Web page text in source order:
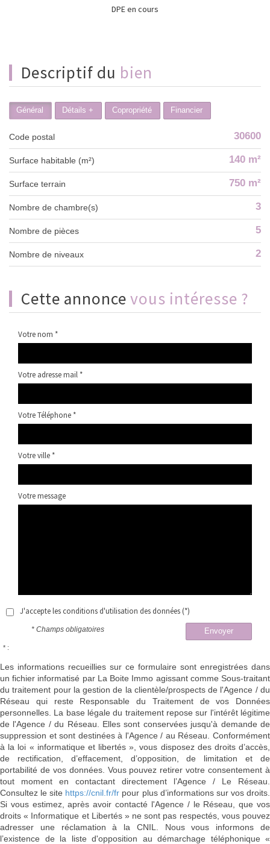
DPE en cours
descriptif du bien
Général Détails + Copropriété Financier
Code postal 30600
Surface habitable (m²) 140 m²
surface terrain 750 m²
Nombre de chambre(s) 3
Nombre de pièces 5
Nombre de niveaux 2
cette annonce vous intéresse ?
Votre nom *
Votre adresse mail *
Votre Téléphone *
Votre ville *
Votre message
J'accepte les conditions d'utilisation des données (*)
Envoyer
* Champs obligatoires
* :
Les informations recueillies sur ce formulaire sont enregistrées dans
un fichier informatisé par La Boite Immo agissant comme Sous-traitant
du traitement pour la gestion de la clientèle/prospects de l'Agence / du
Réseau qui reste Responsable du Traitement de vos Données
personnelles. La base légale du traitement repose sur l'intérêt légitime
de l'Agence / du Réseau. Elles sont conservées jusqu'à demande de
suppression et sont destinées à l'Agence / au Réseau. Conformément
à la loi « informatique et libertés », vous disposez des droits d’accès,
de rectification, d’effacement, d’opposition, de limitation et de
portabilité de vos données. Vous pouvez retirer votre consentement à
tout moment en contactant directement l’Agence / Le Réseau.
Consultez le site https://cnil.fr/fr pour plus d’informations sur vos droits.
Si vous estimez, après avoir contacté l'Agence / le Réseau, que vos
droits « Informatique et Libertés » ne sont pas respectés, vous pouvez
adresser une réclamation à la CNIL. Nous vous informons de
l’existence de la liste d'opposition au démarchage téléphonique «